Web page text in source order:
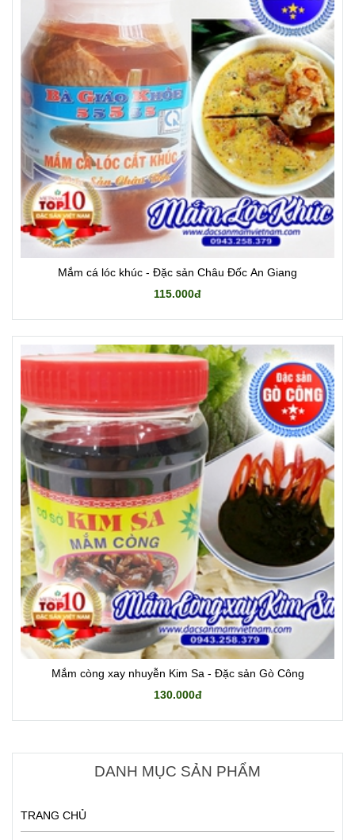
Mắm cá lóc khúc - Đặc sản Châu Đốc An Giang
115.000đ
Mắm còng xay nhuyễn Kim Sa - Đặc sản Gò Công
130.000đ
DANH MỤC SẢN PHẨM
TRANG CHỦ